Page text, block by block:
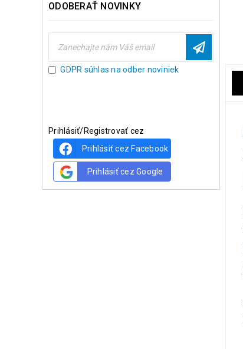
ODOBERAŤ NOVINKY
GDPR súhlas na odber noviniek
Prihlásiť/Registrovať cez
Prihlásiť cez Facebook
Prihlásiť cez Google